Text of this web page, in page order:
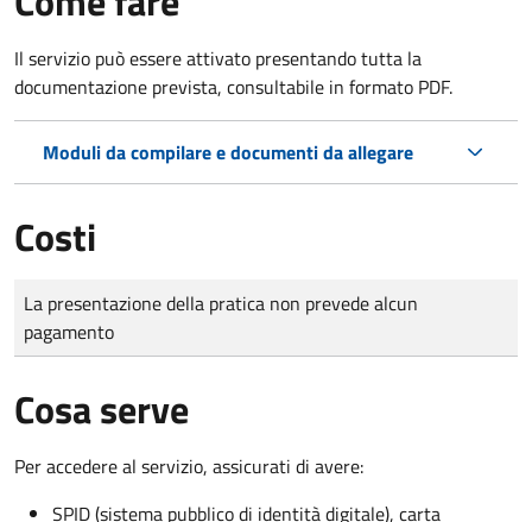
Il servizio può essere attivato presentando tutta la
documentazione prevista, consultabile in formato PDF.
Moduli da compilare e documenti da allegare
Costi
Tipo di pagamento
Importo
La presentazione della pratica non prevede alcun
pagamento
Cosa serve
Per accedere al servizio, assicurati di avere:
SPID (sistema pubblico di identità digitale), carta